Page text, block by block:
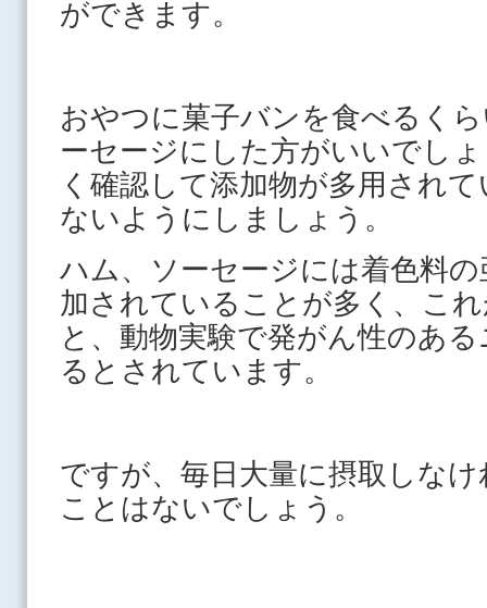
ができます。
おやつに菓子バンを食べるく
ーセージにした方がいいでし
く確認して添加物が多用され
ないようにしましょう。
ハム、ソーセージには着色料
加されていることが多く、こ
と、動物実験で発がん性のあ
るとされています。
ですが、毎日大量に摂取しな
ことはないでしょう。